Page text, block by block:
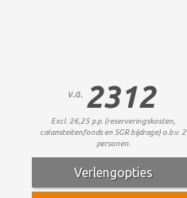
v.a. 2312
Excl. 26,25 p.p. (reserveringskosten,
calamiteitenfonds en SGR bijdrage) o.b.v. 2
personen.
Verlengopties